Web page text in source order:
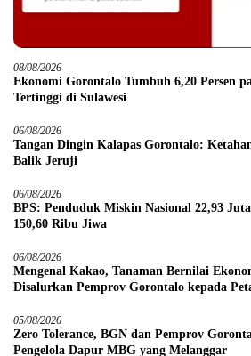
08/08/2026
Ekonomi Gorontalo Tumbuh 6,20 Persen
Tertinggi di Sulawesi
06/08/2026
Tangan Dingin Kalapas Gorontalo:
Balik Jeruji
06/08/2026
BPS: Penduduk Miskin Nasional 22,93
150,60 Ribu Jiwa
06/08/2026
Mengenal Kakao, Tanaman Bernilai
Disalurkan Pemprov Gorontalo kepada
05/08/2026
Zero Tolerance, BGN dan Pemprov
Pengelola Dapur MBG yang Melanggar